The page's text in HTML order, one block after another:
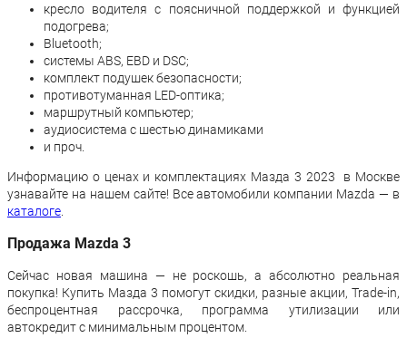
кресло водителя с поясничной поддержкой и функцией
подогрева;
Bluetooth;
системы ABS, EBD и DSC;
комплект подушек безопасности;
противотуманная LED-оптика;
маршрутный компьютер;
аудиосистема с шестью динамиками
и проч.
Информацию о ценах и комплектациях Мазда 3 2023 в Москве
узнавайте на нашем сайте! Все автомобили компании Mazda — в
каталоге
Продажа Mazda 3
Сейчас новая машина — не роскошь, а абсолютно реальная
покупка! Купить Мазда 3 помогут скидки, разные акции, Trade-in,
беспроцентная рассрочка, программа утилизации или
автокредит с минимальным процентом.